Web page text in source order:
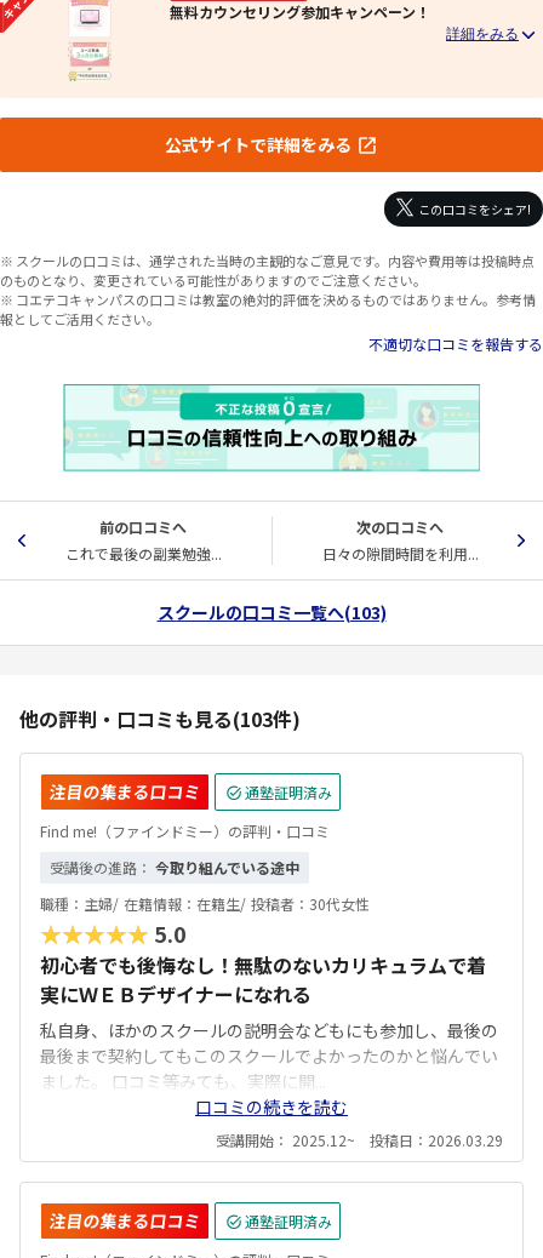
無料カウンセリング参加キャンペーン！
公式サイトで詳細をみる
この口コミをシェア!
※ スクールの口コミは、通学された当時の主観的なご意見です。内容や費用等は投稿時点
のものとなり、変更されている可能性がありますのでご注意ください。
※ コエテコキャンパスの口コミは教室の絶対的評価を決めるものではありません。参考情
報としてご活用ください。
不適切な口コミを報告する
前の口コミへ
これで最後の副業勉強...
次の口コミへ
日々の隙間時間を利用...
スクールの口コミ一覧へ(103)
他の評判・口コミも見る(103件)
注目の集まる口コミ
通塾証明済み
Find me!（ファインドミー）の評判・口コミ
受講後の進路： 今取り組んでいる途中
職種： 主婦/ 在籍情報： 在籍生/ 投稿者： 30代女性
★★★★★ 5.0
初心者でも後悔なし！無駄のないカリキュラムで着
実にＷＥＢデザイナーになれる
私自身、ほかのスクールの説明会などもにも参加し、最後の
最後まで契約してもこのスクールでよかったのかと悩んでい
ました。 口コミ等みても、実際に開...
口コミの続きを読む
受講開始： 2025.12~ 投稿日：2026.03.29
注目の集まる口コミ
通塾証明済み